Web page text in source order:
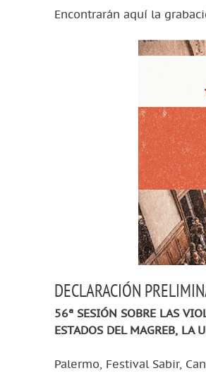
Encontrarán aquí la
DECLARACIÓN
56ª SESIÓN SOBRE LAS
ESTADOS DEL MAGREB, LA
Palermo, Festival Sabir,